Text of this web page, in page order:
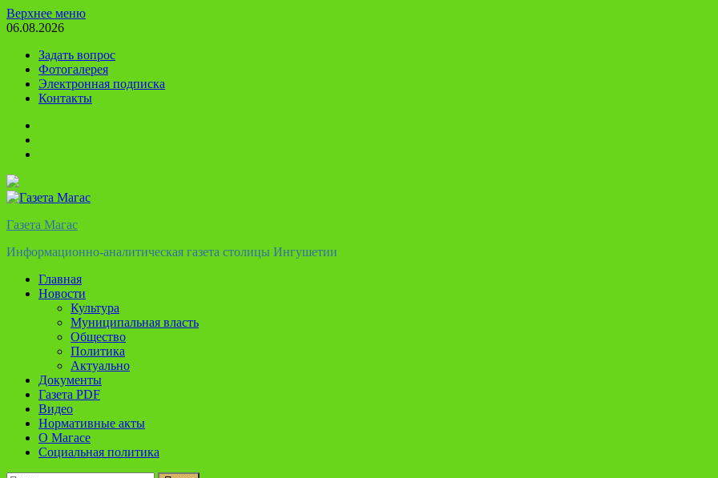
Перейти
к
Верхнее меню
06.08.2026
Задать вопрос
Фотогалерея
Электронная подписка
Контакты
Газета Магас
Информационно-аналитическая газета столицы Ингушетии
Главная
Новости
Культура
Муниципальная власть
Общество
Политика
Актуально
Документы
Газета PDF
Видео
Нормативные акты
О Магасе
Социальная политика